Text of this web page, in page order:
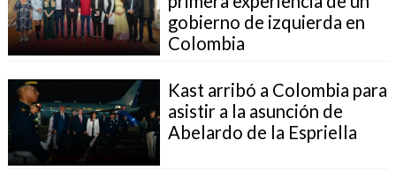
gobierno de izquierda en
Colombia
Kast arribó a Colombia para
asistir a la asunción de
Abelardo de la Espriella